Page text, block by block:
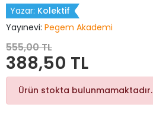
Yazar: Kolektif
Yayınevi: Pegem Akademi
555,00 TL
388,50 TL
Ürün stokta bulunmamaktadır.